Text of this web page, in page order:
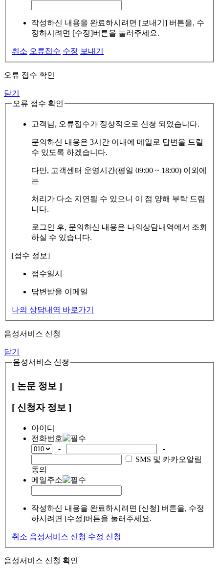
작성하신 내용을 완료하시려면 [보내기] 버튼을, 수
정하시려면 [수정]버튼을 눌러주세요.
취소 오류접수 수정 보내기
오류 접수 확인
닫기
오류 접수 확인
고객님, 오류접수가 정상적으로 신청 되었습니다.
문의하신 내용은 3시간 이내에 메일로 답변을 드릴
수 있도록 하겠습니다.
다만, 고객센터 운영시간(평일 09:00 ~ 18:00) 이외에
는
처리가 다소 지연될 수 있으니 이 점 양해 부탁 드립
니다.
로그인 후, 문의하신 내용은 나의상담내역에서 조회
하실 수 있습니다.
[접수 정보]
접수일시
답변받을 이메일
나의 상담내역 바로가기
음성서비스 신청
닫기
음성서비스 신청
[ 논문 정보 ]
[ 신청자 정보 ]
아이디
전화번호
-
-
SMS 및 카카오알림
동의
메일주소
작성하신 내용을 완료하시려면 [신청] 버튼을, 수정
하시려면 [수정]버튼을 눌러주세요.
취소 음성서비스 신청 수정 신청
음성서비스 신청 확인